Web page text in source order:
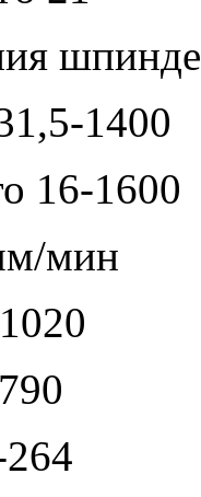
1400
16-1600
мин
264